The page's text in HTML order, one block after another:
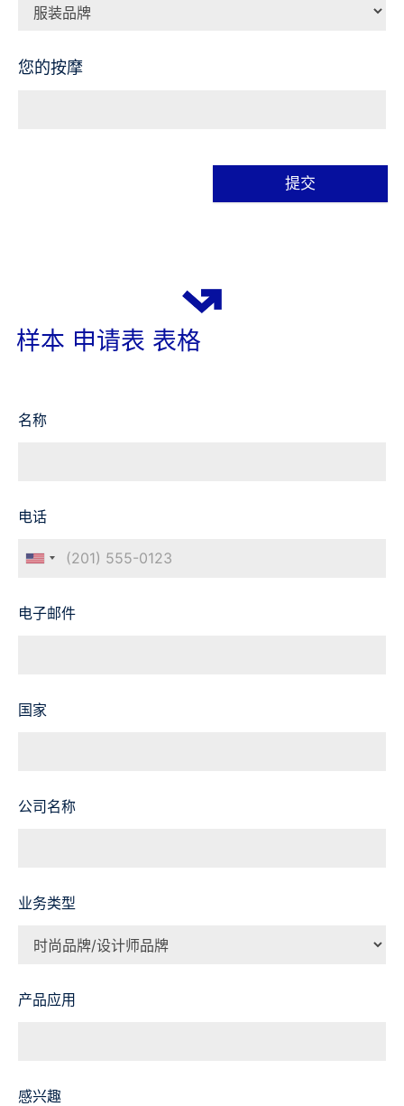
您的按摩
提交
样本 申请表 表格
名称
电话
电子邮件
国家
公司名称
业务类型
产品应用
感兴趣